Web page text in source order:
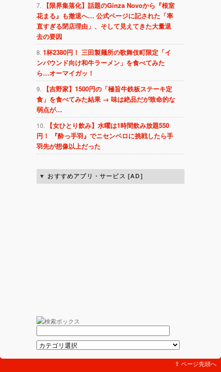
【限界集落化】話題のGinza Novoから『根室
花まる』も撤退へ… 公式ページに記された「率
直すぎる閉店理由」、そして見えてきた大量退
去の要因
1杯2380円！ 三田製麺所の歌舞伎町限定「イ
ンバウンド向け和牛ラーメン」を食べてみた
ら…オーマイガッ！
【吉野家】1500円の「極旨牛鉄板ステーキ定
食」を食べてみた結果 → 味は絶品だが致命的な
弱点が…
【女ひとり飲み】水曜は1時間飲み放題550
円！ 『酔っ手羽』でニセンベロに挑戦したら手
羽先が想像以上だった
おすすめアプリ・サービス [AD]
⇪ ページ先頭へ